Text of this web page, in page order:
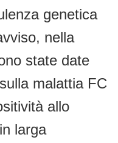
genetica
nella
state date
malattia FC
allo
larga